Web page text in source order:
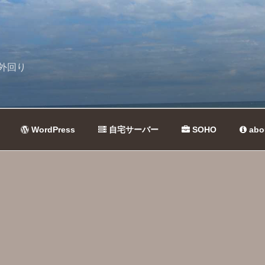
回り
WordPress 自宅サーバー SOHO